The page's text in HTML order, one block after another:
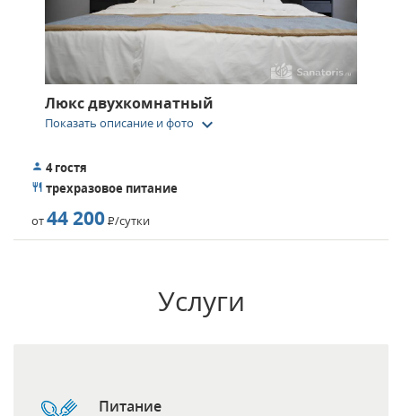
Люкс двухкомнатный
Показать описание и фото keyboard_arrow_down
4 гостя
трехразовое питание
от44 200Р/сутки
Услуги
Питание